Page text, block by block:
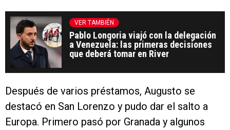
VER TAMBIÉN
Pablo Longoria viajó con la delegación
a Venezuela: las primeras decisiones
que deberá tomar en River
Después de varios préstamos, Augusto se
destacó en San Lorenzo y pudo dar el salto a
Europa. Primero pasó por Granada y algunos